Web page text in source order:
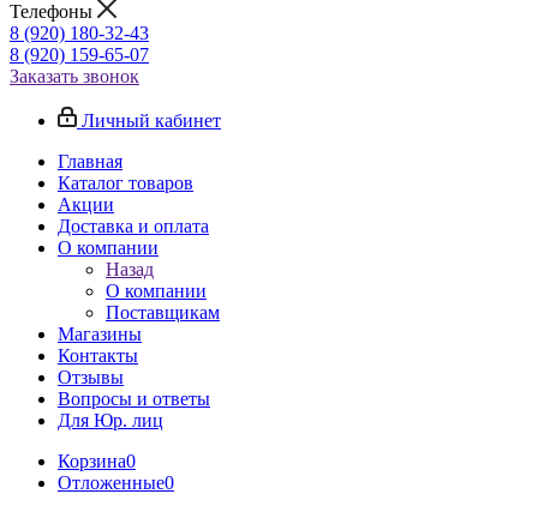
Телефоны
8 (920) 180-32-43
8 (920) 159-65-07
Заказать звонок
Личный кабинет
Главная
Каталог товаров
Акции
Доставка и оплата
О компании
Назад
О компании
Поставщикам
Магазины
Контакты
Отзывы
Вопросы и ответы
Для Юр. лиц
Корзина0
Отложенные0